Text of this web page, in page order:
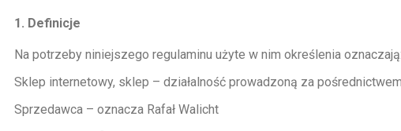
1. Definicje
Na potrzeby niniejszego regulaminu użyte w nim określenia oznaczają:
Sklep internetowy, sklep – działalność prowadzoną za
Sprzedawca – oznacza Rafał Walicht